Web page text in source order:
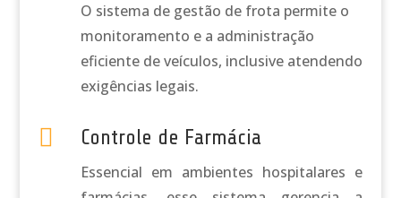
O sistema de gestão de frota permite o
monitoramento e a administração
eficiente de veículos, inclusive atendendo
exigências legais.
 Controle de Farmácia
Essencial em ambientes hospitalares e